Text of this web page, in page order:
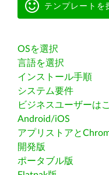
テンプレートを
OSを選択
言語を選択
インストール手順
システム要件
ビジネスユーザーは
Android/iOS
アプリストアと
開発版
ポータブル版